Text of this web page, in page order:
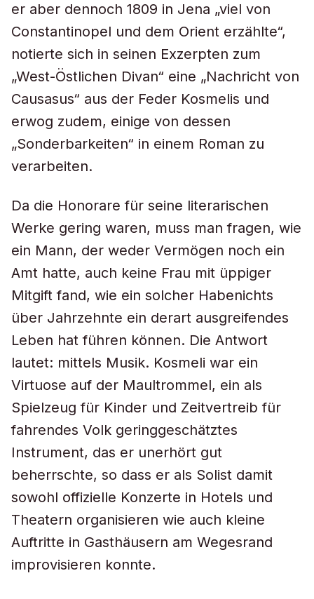
er aber dennoch 1809 in Jena „viel von
Constantinopel und dem Orient erzählte“,
notierte sich in seinen Exzerpten zum
„West-Östlichen Divan“ eine „Nachricht von
Causasus“ aus der Feder Kosmelis und
erwog zudem, einige von dessen
„Sonderbarkeiten“ in einem Roman zu
verarbeiten.
Da die Honorare für seine literarischen
Werke gering waren, muss man fragen, wie
ein Mann, der weder Vermögen noch ein
Amt hatte, auch keine Frau mit üppiger
Mitgift fand, wie ein solcher Habenichts
über Jahrzehnte ein derart ausgreifendes
Leben hat führen können. Die Antwort
lautet: mittels Musik. Kosmeli war ein
Virtuose auf der Maultrommel, ein als
Spielzeug für Kinder und Zeitvertreib für
fahrendes Volk geringgeschätztes
Instrument, das er unerhört gut
beherrschte, so dass er als Solist damit
sowohl offizielle Konzerte in Hotels und
Theatern organisieren wie auch kleine
Auftritte in Gasthäusern am Wegesrand
improvisieren konnte.